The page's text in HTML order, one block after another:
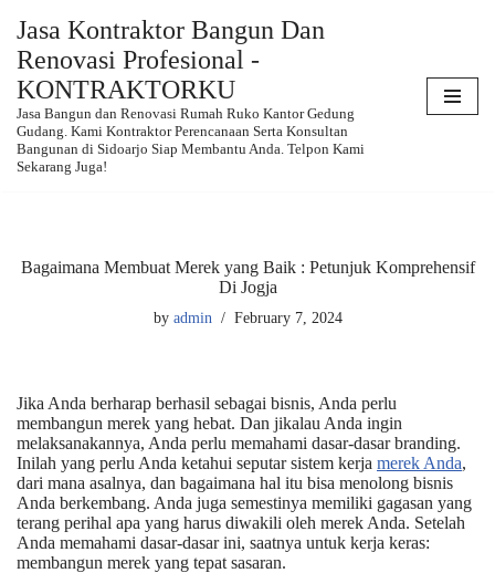
Skip
content
Jasa Kontraktor Bangun Dan
Renovasi Profesional -
KONTRAKTORKU
Jasa Bangun dan Renovasi Rumah Ruko Kantor Gedung
Gudang. Kami Kontraktor Perencanaan Serta Konsultan
Bangunan di Sidoarjo Siap Membantu Anda. Telpon Kami
Sekarang Juga!
Bagaimana Membuat Merek yang Baik : Petunjuk Komprehensif
Di Jogja
by admin February 7, 2024
Jika Anda berharap berhasil sebagai bisnis, Anda perlu
membangun merek yang hebat. Dan jikalau Anda ingin
melaksanakannya, Anda perlu memahami dasar-dasar branding.
Inilah yang perlu Anda ketahui seputar sistem kerja merek Anda,
dari mana asalnya, dan bagaimana hal itu bisa menolong bisnis
Anda berkembang. Anda juga semestinya memiliki gagasan yang
terang perihal apa yang harus diwakili oleh merek Anda. Setelah
Anda memahami dasar-dasar ini, saatnya untuk kerja keras:
membangun merek yang tepat sasaran.